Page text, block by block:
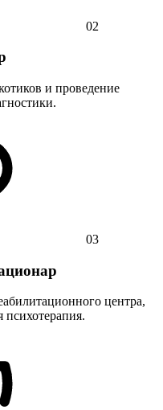
02
и проведение
03
центра,
психотерапия.